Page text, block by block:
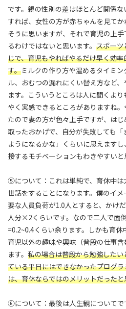
です。親の性別の差はほとんど関係
すれば、女性の方が赤ちゃんを見て
そうに思いますが、それで育児の上
るわけではないと思います。 スポーツ
じで、育児もやればやるだけ早く効
す。ミルクの作り方や温めるタイミ
ル、おむつの漏れにくい替え方など
ます。こういうところは人に聞くよ
やく実感できるところがありますね
たので妻の方が色々上手ですが、は
取ったおかげで、自分が失敗しても
ようになるかな」くらいに思えます
接するモチベーションもわきやすいと
⑤について：これは単純で、育休中
世話をすることになります。僕のイ
要な人員負荷が1.0人とすると、かけ
人分×2くらいです。なので二人で面
=0.2~0.4くらい余ります。しかも育休
育児以外の趣味や興味（普段の仕事
ます。 私の場合は普段から勉強した
ている平日にはできなかったプログ
は、育休ならではのメリットだったと
⑥について：最後は人生観についてで